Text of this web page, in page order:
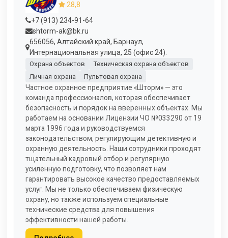
28,8
+7 (913) 234-91-64
shtorm-ak@bk.ru
656056, Алтайский край, Барнаул,
Интернациональная улица, 25 (офис 24).
Охрана объектов
Техническая охрана объектов
Личная охрана
Пультовая охрана
Частное охранное предприятие «Шторм» — это
команда профессионалов, которая обеспечивает
безопасность и порядок на вверенных объектах. Мы
работаем на основании Лицензии ЧО №033290 от 19
марта 1996 года и руководствуемся
законодательством, регулирующим детективную и
охранную деятельность. Наши сотрудники проходят
тщательный кадровый отбор и регулярную
усиленную подготовку, что позволяет нам
гарантировать высокое качество предоставляемых
услуг. Мы не только обеспечиваем физическую
охрану, но также используем специальные
технические средства для повышения
эффективности нашей работы.